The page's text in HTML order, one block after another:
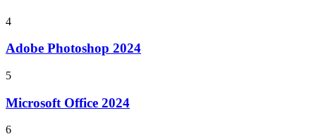
4
Adobe Photoshop 2024
5
Microsoft Office 2024
6